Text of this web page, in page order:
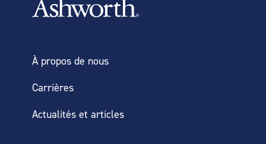
À propos de nous
Carrières
Actualités et articles